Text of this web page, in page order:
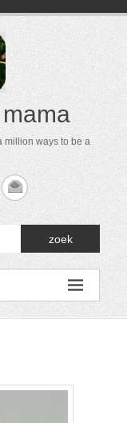
million ways to be a
zoek